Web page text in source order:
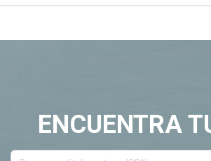
ENCUENTRA